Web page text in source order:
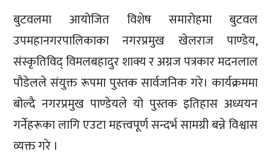
बुटवलमा आयोजित विशेष समारोहमा बुटवल
उपमहानगरपालिकाका नगरप्रमुख खेलराज पाण्डेय,
संस्कृतिविद् विमलबहादुर शाक्य र अग्रज पत्रकार मदनलाल
पौडेलले संयुक्त रूपमा पुस्तक सार्वजनिक गरे। कार्यक्रममा
बोल्दै नगरप्रमुख पाण्डेयले यो पुस्तक इतिहास अध्ययन
गर्नेहरूका लागि एउटा महत्त्वपूर्ण सन्दर्भ सामग्री बन्ने विश्वास
व्यक्त गरे ।